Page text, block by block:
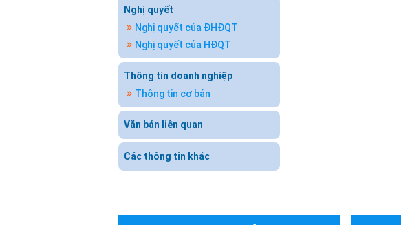
Nghị quyết
Nghị quyết của ĐHĐQT
Nghị quyết của HĐQT
Thông tin doanh nghiệp
Thông tin cơ bản
Văn bản liên quan
Các thông tin khác